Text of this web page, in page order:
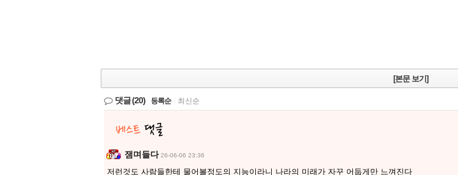
[본문 보기]
댓글(20) 등록순 최신순
잼며들다 26-06-06 23:36
저런것도 사람들한테 물어볼정도의 지능이라니 나라의 미래가 자꾸 어둡게만 느껴진다